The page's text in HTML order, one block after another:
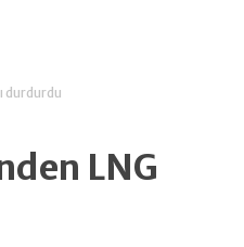
durdurdu
LNG